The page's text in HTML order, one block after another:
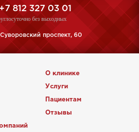
812 327 03 01
без выходных
проспект, 60
О клинике
Услуги
Пациентам
Отзывы